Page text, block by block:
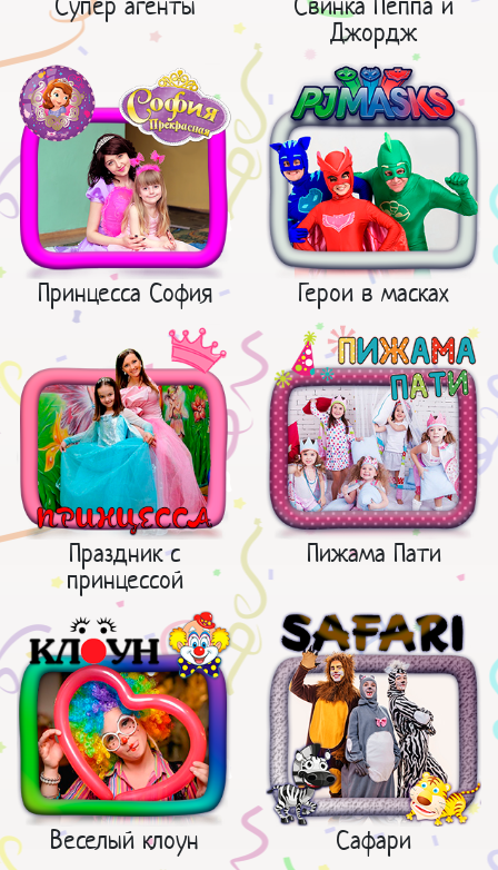
Джордж
Принцесса София Герои в масках
Праздник с
принцессой
Пижама Пати
Веселый клоун Сафари